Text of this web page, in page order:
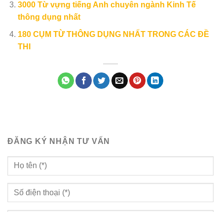
3000 Từ vựng tiếng Anh chuyên ngành Kinh Tế
thông dụng nhất
180 CỤM TỪ THÔNG DỤNG NHẤT TRONG CÁC ĐỀ
THI
ĐĂNG KÝ NHẬN TƯ VẤN